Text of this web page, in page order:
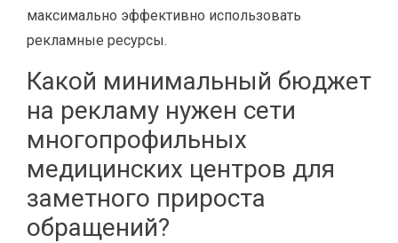
максимально эффективно использовать
рекламные ресурсы.
Какой минимальный бюджет
на рекламу нужен сети
многопрофильных
медицинских центров для
заметного прироста
обращений?